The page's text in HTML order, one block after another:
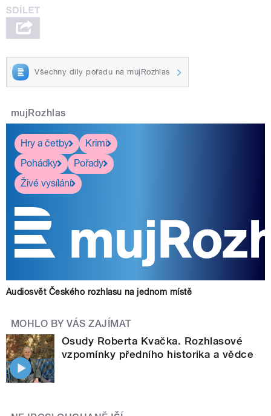
Všechny díly pořadu na mujRozhlas
mujRozhlas
Hry a četby
Krimi
Pohádky
Pořady
Živé vysílání
Audiosvět Českého rozhlasu na jednom místě
MOHLO BY VÁS ZAJÍMAT
Osudy Roberta Kvačka. Rozhlasové
vzpomínky předního historika a vědce